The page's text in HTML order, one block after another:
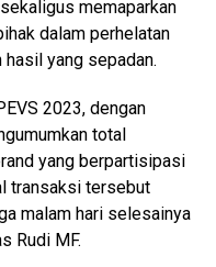
memaparkan
dalam perhelatan
yang sepadan.
2023, dengan
total
yang berpartisipasi
transaksi tersebut
malam hari selesainya
Rudi MF.